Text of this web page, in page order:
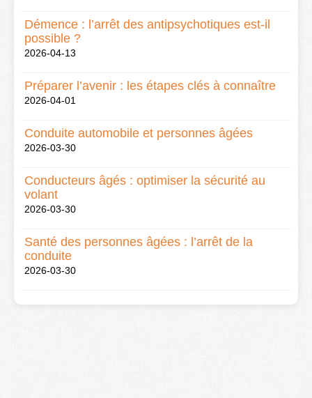
Démence : l’arrêt des antipsychotiques est-il
possible ?
2026-04-13
Préparer l’avenir : les étapes clés à connaître
2026-04-01
Conduite automobile et personnes âgées
2026-03-30
Conducteurs âgés : optimiser la sécurité au
volant
2026-03-30
Santé des personnes âgées : l’arrêt de la
conduite
2026-03-30